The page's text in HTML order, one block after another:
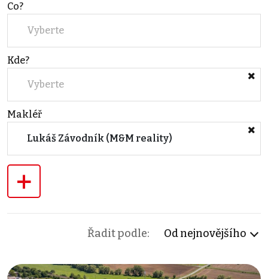
Co?
Vyberte
Kde?
Vyberte
Makléř
Lukáš Závodník (M&M reality)
+
Řadit podle: Od nejnovějšího